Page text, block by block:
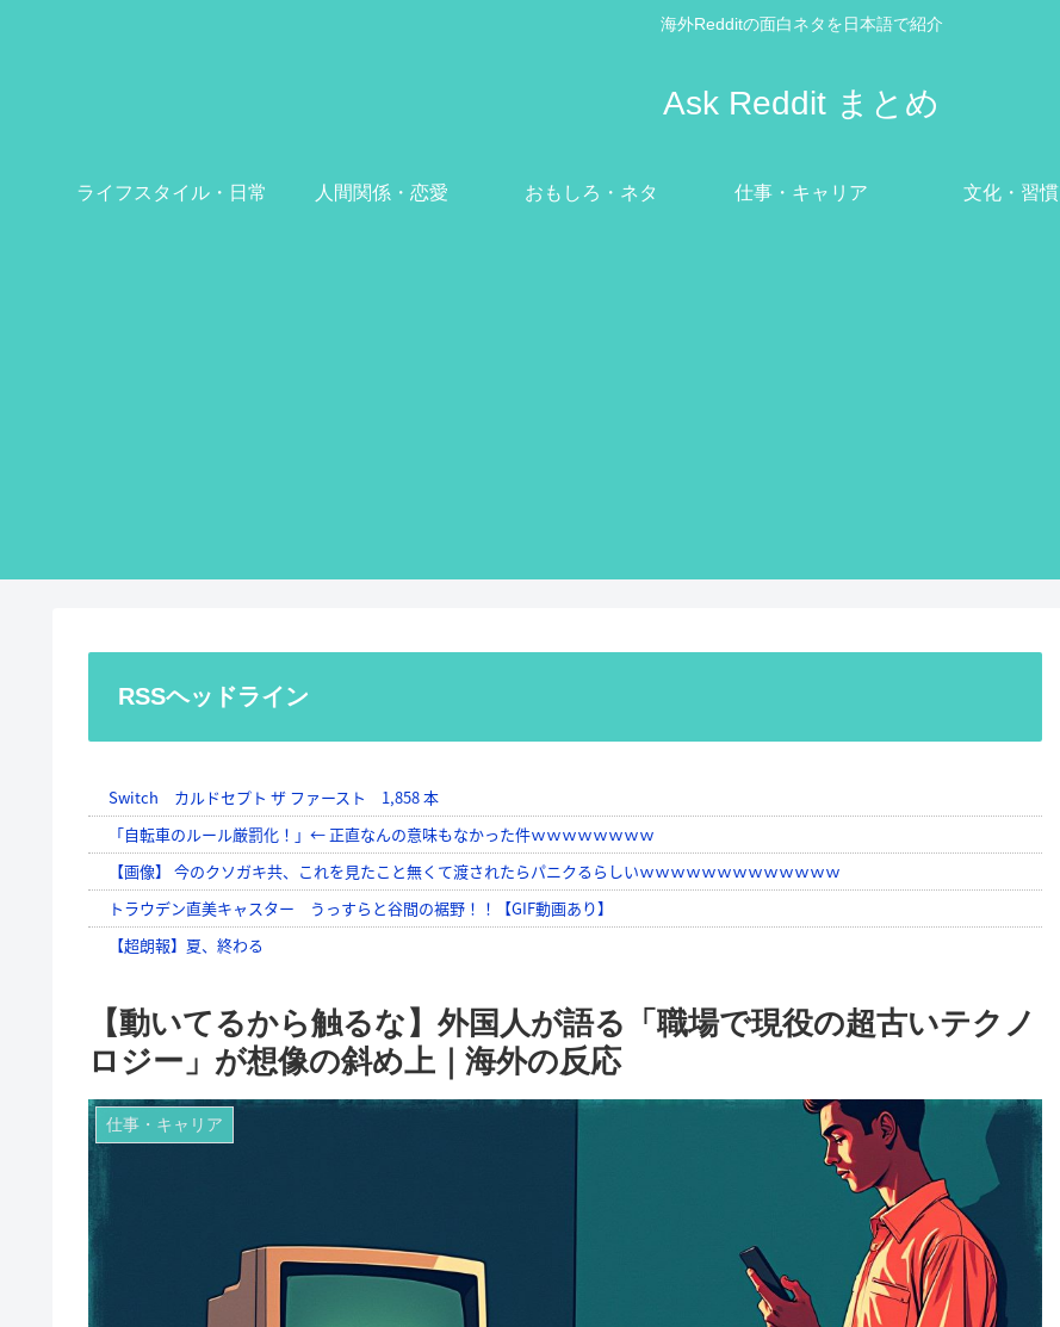
海外Redditの面白ネタを日本語で紹介
Ask Reddit まとめ
ライフスタイル・日常 人間関係・恋愛 おもしろ・ネタ 仕事・キャリア 文化・習慣
RSSヘッドライン
【動いてるから触るな】外国人が語る「職場で現役の超古いテクノ
ロジー」が想像の斜め上｜海外の反応
仕事・キャリア